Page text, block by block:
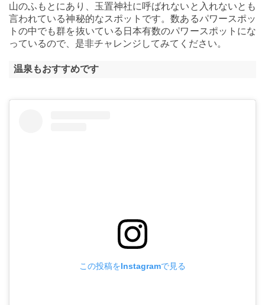
山のふもとにあり、玉置神社に呼ばれないと入れないとも
言われている神秘的なスポットです。数あるパワースポッ
トの中でも群を抜いている日本有数のパワースポットにな
っているので、是非チャレンジしてみてください。
温泉もおすすめです
この投稿をInstagramで見る